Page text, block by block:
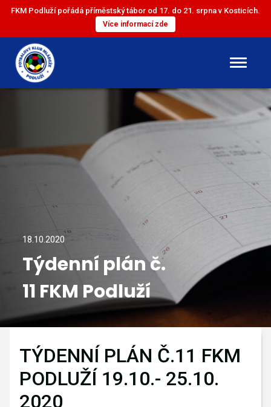
FKM Podluží pořádá příměstský tábor od 17. do 21. srpna v Kosticích.
Více informací zde
DOROST
ML. ŽÁCI
ST. PŘÍPRAVKA
ML. PŘÍPRAVKA
MINI
GALERIE
18.10.2020
Týdenní plán č.
11 FKM Podluží
TÝDENNÍ PLÁN Č.11 FKM
PODLUŽÍ 19.10.- 25.10.
2020